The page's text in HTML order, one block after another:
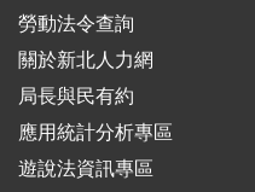
勞動法令查詢
關於新北人力網
局長與民有約
應用統計分析專區
遊說法資訊專區